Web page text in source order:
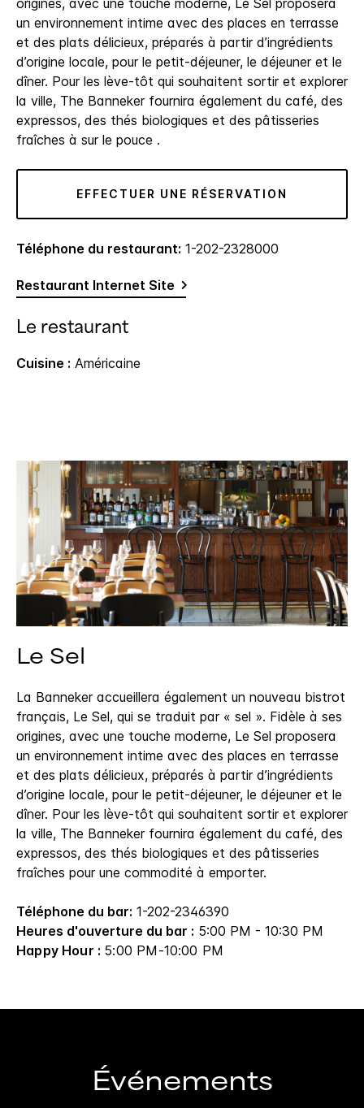
origines, avec une touche moderne, Le Sel proposera
un environnement intime avec des places en terrasse
et des plats délicieux, préparés à partir d’ingrédients
d’origine locale, pour le petit-déjeuner, le déjeuner et le
dîner. Pour les lève-tôt qui souhaitent sortir et explorer
la ville, The Banneker fournira également du café, des
expressos, des thés biologiques et des pâtisseries
fraîches à sur le pouce .
EFFECTUER UNE RÉSERVATION
Téléphone du restaurant: 1-202-2328000
Restaurant Internet Site
Le restaurant
Cuisine : Américaine
Le Sel
La Banneker accueillera également un nouveau bistrot
français, Le Sel, qui se traduit par « sel ». Fidèle à ses
origines, avec une touche moderne, Le Sel proposera
un environnement intime avec des places en terrasse
et des plats délicieux, préparés à partir d’ingrédients
d’origine locale, pour le petit-déjeuner, le déjeuner et le
dîner. Pour les lève-tôt qui souhaitent sortir et explorer
la ville, The Banneker fournira également du café, des
expressos, des thés biologiques et des pâtisseries
fraîches pour une commodité à emporter.
Téléphone du bar: 1-202-2346390
Heures d'ouverture du bar : 5:00 PM - 10:30 PM
Happy Hour : 5:00 PM-10:00 PM
Événements